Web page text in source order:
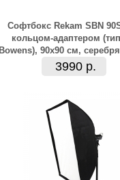
Софтбокс Rekam SBN
кольцом-адаптером
Bowens), 90х90 см,
3990 р.